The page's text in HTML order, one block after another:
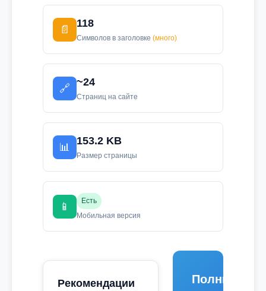
📄
118
Символов в заголовке (много)
🔗
~24
Страниц на сайте
📊
153.2 KB
Размер страницы
📱
Есть
Мобильная версия
Рекомендации
Полный